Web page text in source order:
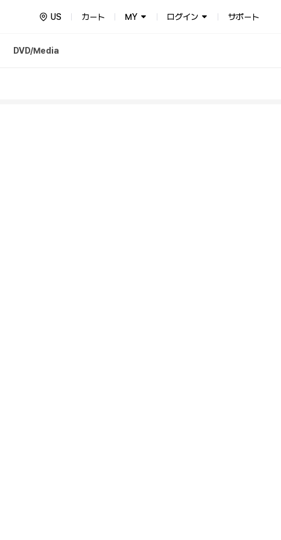
US カート MY ログイン サポート
DVD/Media